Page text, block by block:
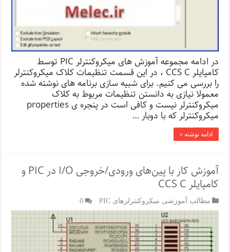
در ادامه مجموعه آموزش های میکروکنترلر PIC توسط
کامپایلر CCS C ، در این قسمت تنظیمات کلاک میکروکنترلر
را بررسی می کنیم. برای شبیه سازی برنامه های نوشته شده
معمولا نیازی به دانستن تنظیمات مربوط به کلاک
میکروکنترلر نیست و کافی است در پنجره ی properties
میکروکنترلر که با دوبار …
ادامه نوشته »
آموزش کار با پین‌های ورودی/خروجی I/O در PIC و
کامپایلر CCS C
مطالب آموزشی میکروکنترلرهای PIC 0